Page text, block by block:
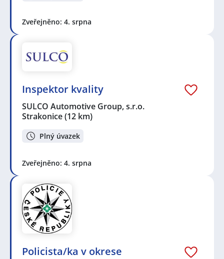
Zveřejněno: 4. srpna
Inspektor kvality
SULCO Automotive Group, s.r.o.
Strakonice(12 km)
Plný úvazek
Zveřejněno: 4. srpna
Policista/ka v okrese